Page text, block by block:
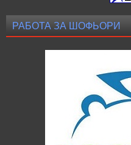
РАБОТА ЗА ШОФЬОРИ